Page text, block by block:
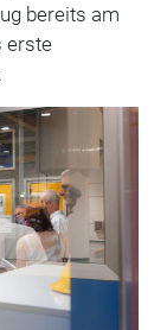
bereits am
erste